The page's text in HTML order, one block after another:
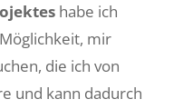
habe ich
mir
die ich von
und kann dadurch